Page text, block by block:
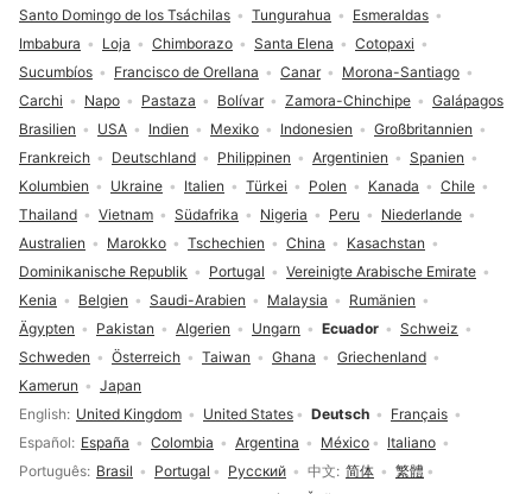
Sprachauswahl
English United Kingdom United States Deutsch
Français
Español
España Colombia Argentina México
Italiano
Português Brasil Portugal Русский 中文 简体
繁體
Brasilien USA Indien Mexiko Indonesien
Großbritannien
Frankreich
Deutschland Philippinen Argentinien
Spanien
Kolumbien
Ukraine Italien Türkei Polen Kanada
Chile
Thailand
Vietnam Südafrika Nigeria Peru
Niederlande
Australien
Marokko Tschechien China
Kasachstan
Dominikanische Republik
Portugal
Vereinigte Arabische Emirate
Kenia
Belgien Saudi-Arabien Malaysia
Rumänien
Ägypten
Pakistan Algerien Ungarn Ecuador
Schweiz
Schweden
Österreich Taiwan Ghana
Griechenland
Kamerun
Japan
Santo Domingo de los Tsáchilas
Tungurahua
Esmeraldas
Imbabura
Loja Chimborazo Santa Elena
Cotopaxi
Sucumbíos
Francisco de Orellana Canar
Morona-Santiago
Carchi
Napo Pastaza Bolívar Zamora-Chinchipe Galápagos